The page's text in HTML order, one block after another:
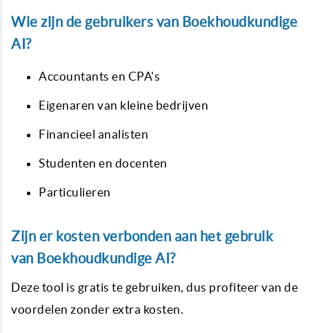
Wie zijn de gebruikers van Boekhoudkundige
AI?
Accountants en CPA's
Eigenaren van kleine bedrijven
Financieel analisten
Studenten en docenten
Particulieren
Zijn er kosten verbonden aan het gebruik
van Boekhoudkundige AI?
Deze tool is gratis te gebruiken, dus profiteer van de
voordelen zonder extra kosten.